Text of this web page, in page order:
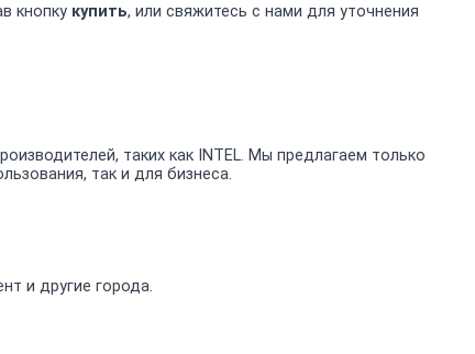
кнопку купить, или свяжитесь с нами для уточнения
таких как INTEL. Мы предлагаем только
так и для бизнеса.
и другие города.